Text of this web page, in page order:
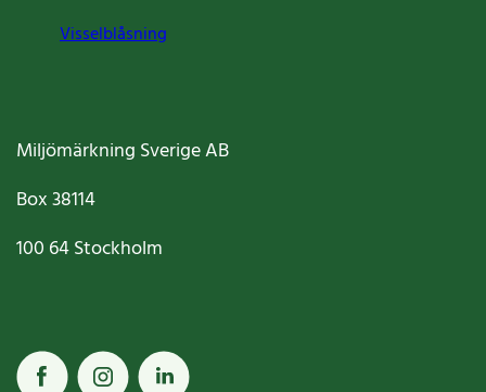
Visselblåsning
Miljömärkning Sverige AB
Box38114
100 64Stockholm